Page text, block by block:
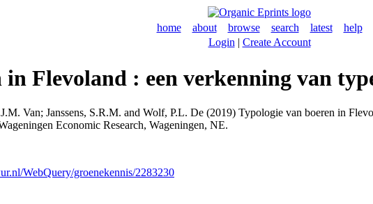
home about browse search latest
help
Login | Create Account
in Flevoland : een verkenning van
Van; Janssens, S.R.M. and Wolf, P.L. De (2019) Typologie van boeren in
Economic Research, Wageningen, NE.
WebQuery/groenekennis/2283230